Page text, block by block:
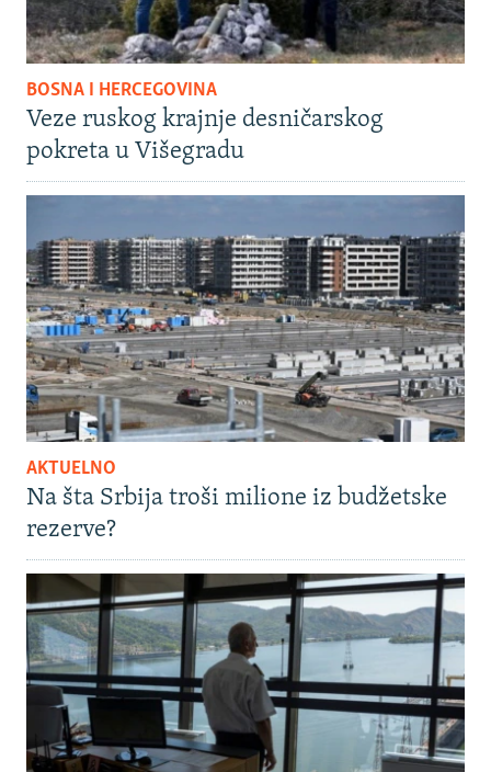
BOSNA I HERCEGOVINA
Veze ruskog krajnje desničarskog
pokreta u Višegradu
AKTUELNO
Na šta Srbija troši milione iz budžetske
rezerve?